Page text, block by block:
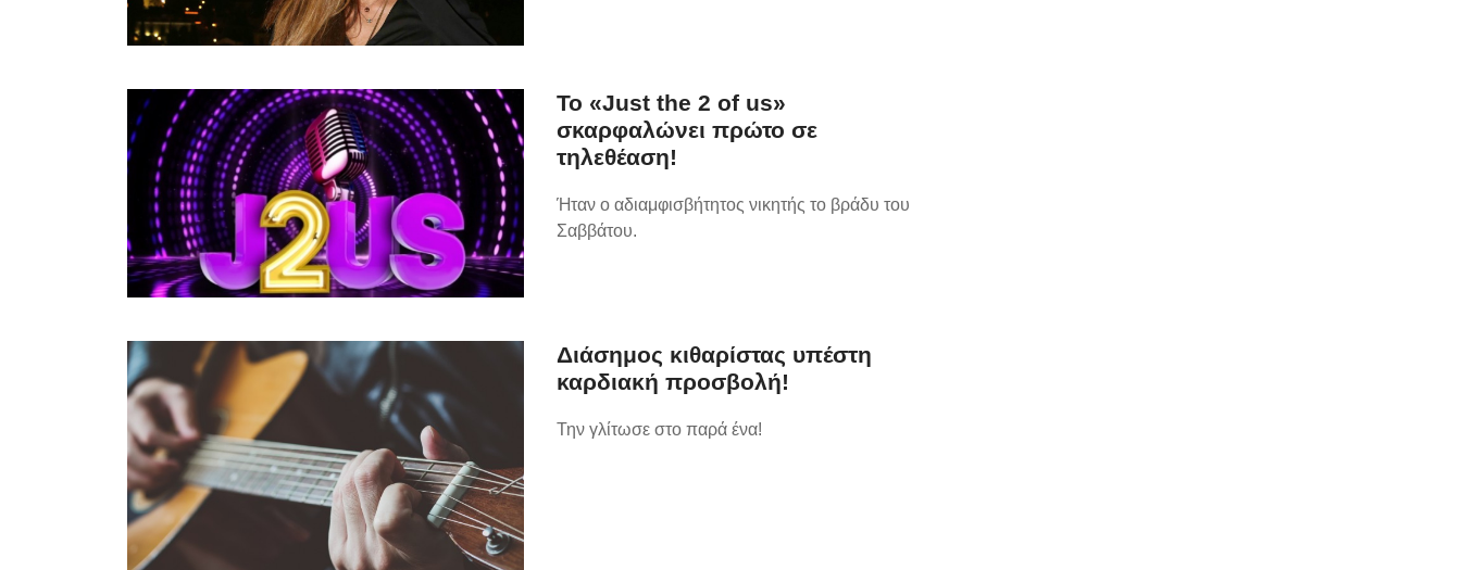
To «Just the 2 of us»
σκαρφαλώνει πρώτο σε
τηλεθέαση!
Ήταν ο αδιαμφισβήτητος νικητής το βράδυ του
Σαββάτου.
Διάσημος κιθαρίστας υπέστη
καρδιακή προσβολή!
Την γλίτωσε στο παρά ένα!